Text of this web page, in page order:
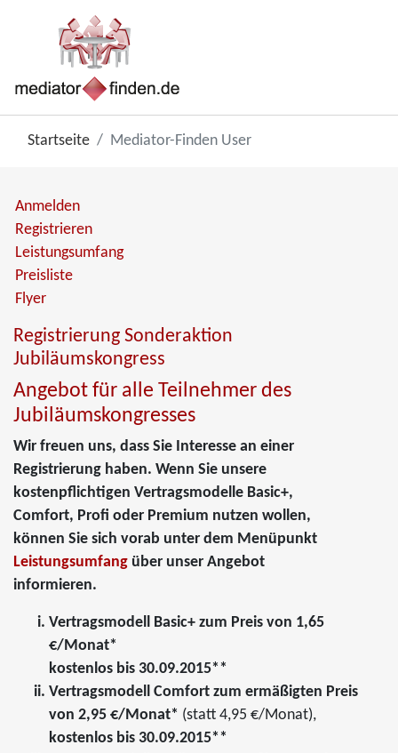
Startseite Mediator-Finden User
Anmelden
Registrieren
Leistungsumfang
Preisliste
Flyer
Registrierung Sonderaktion
Jubiläumskongress
Angebot für alle Teilnehmer des
Jubiläumskongresses
Wir freuen uns, dass Sie Interesse an einer
Registrierung haben. Wenn Sie unsere
kostenpflichtigen Vertragsmodelle Basic+,
Comfort, Profi oder Premium nutzen wollen,
können Sie sich vorab unter dem Menüpunkt
Leistungsumfang über unser Angebot
informieren.
Vertragsmodell Basic+ zum Preis von 1,65
€/Monat*
kostenlos bis 30.09.2015**
Vertragsmodell Comfort zum ermäßigten Preis
von 2,95 €/Monat* (statt 4,95 €/Monat),
kostenlos bis 30.09.2015**